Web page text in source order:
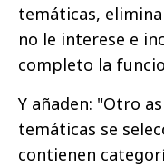
temáticas,
no le interese e
completo la
Y añaden: "Otro
temáticas se
contienen